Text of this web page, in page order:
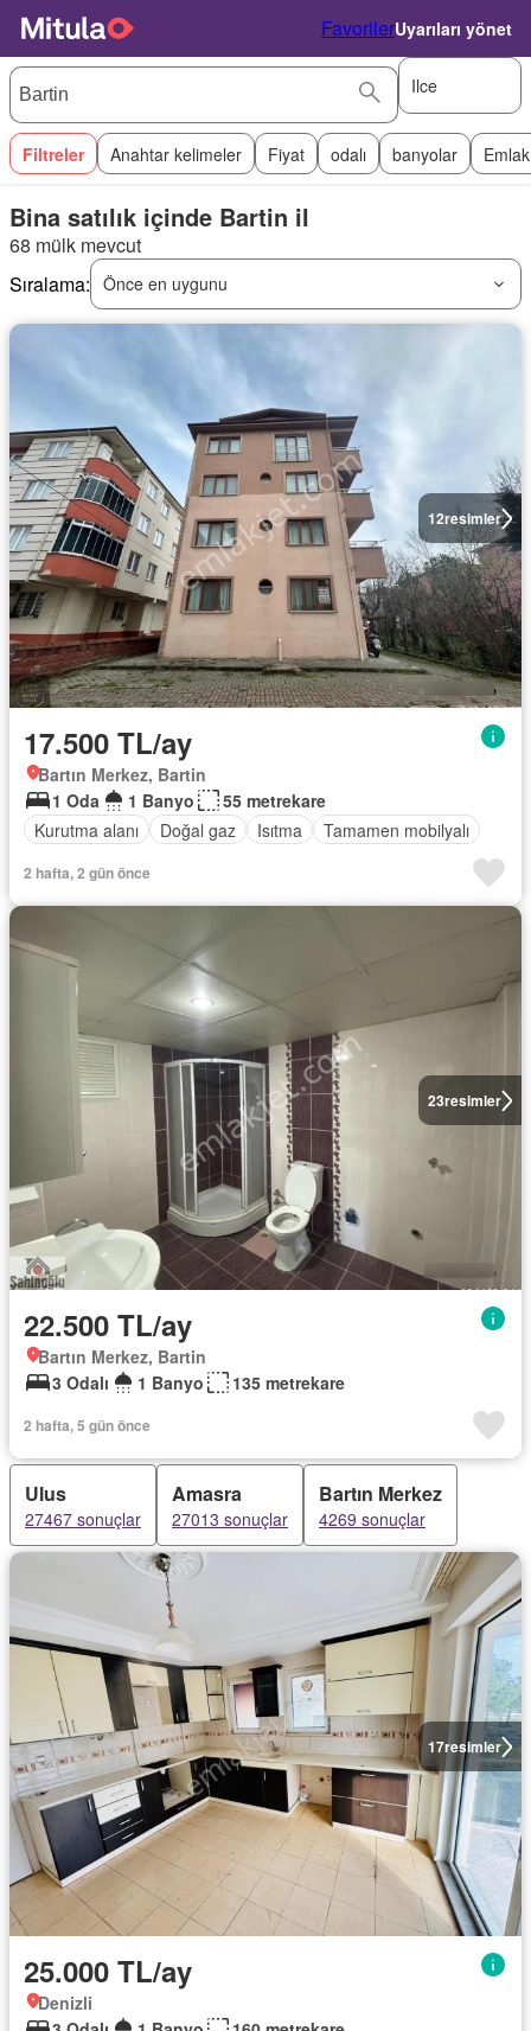
FavorilerUyarıları yönet
Ilce
Filtreler Anahtar kelimeler Fiyat odalı banyolar
Bina satılık içinde Bartin il
68 mülk mevcut
Sıralama: Önce en uygunu
12resimler
17.500 TL/ay
Bartın Merkez, Bartin
1 Oda
1 Banyo
55 metrekare
Kurutma alanı
Doğal gaz Isıtma Tamamen mobilyalı
2 hafta, 2 gün önce
23resimler
22.500 TL/ay
Bartın Merkez, Bartin
3 Odalı
1 Banyo 135 metrekare
2 hafta, 5 gün önce
Ulus
27467 sonuçlar
Amasra
27013 sonuçlar
Bartın Merkez
4269 sonuçlar
17resimler
25.000 TL/ay
Denizli